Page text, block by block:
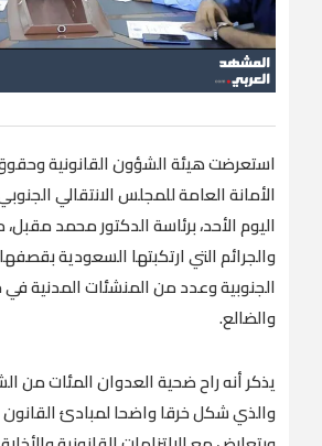
استعرضت هيئة الشؤون القانونية
الأمانة العامة للمجلس الانتقالي
اليوم الأحد، برئاسة الدكتور محمد
والجرائم التي ارتكبتها السعودية
الجنوبية وعدد من المنشئات المدنية
والضالع.
يذكر أنه راح ضحية العدوان المئات من
والذي شكل خرقا واضحا لمبادئ القانون